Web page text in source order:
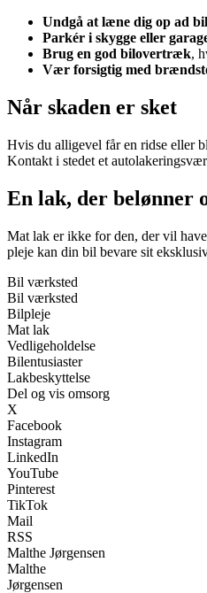
Undgå at læne dig op ad
Parkér i skygge eller
Brug en god bilovertræk,
Vær forsigtig med
Når skaden er sket
Hvis du alligevel får en ridse eller
Kontakt i stedet et
En lak, der belønner
Mat lak er ikke for den, der vil
pleje kan din bil bevare sit
Bil værksted
Bil værksted
Bilpleje
Mat lak
Vedligeholdelse
Bilentusiaster
Lakbeskyttelse
Del og vis omsorg
X
Facebook
Instagram
LinkedIn
YouTube
Pinterest
TikTok
Mail
RSS
Malthe Jørgensen
Malthe
Jørgensen